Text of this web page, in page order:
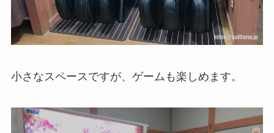
小さなスペースですが、ゲームも楽しめます。